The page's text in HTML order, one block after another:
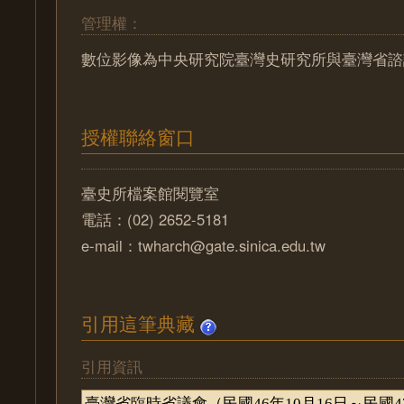
管理權：
數位影像為中央研究院臺灣史研究所與臺灣省
授權聯絡窗口
臺史所檔案館閱覽室
電話：(02) 2652-5181
e-mail：twharch@gate.sinica.edu.tw
引用這筆典藏
引用資訊